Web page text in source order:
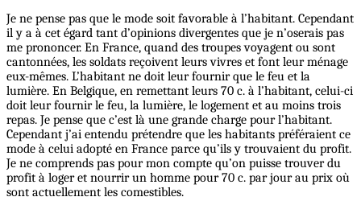
Je ne pense pas que le mode soit favorable à l’habitant. Cependant
il y a à cet égard tant d’opinions divergentes que je n’oserais pas
me prononcer. En France, quand des troupes voyagent ou sont
cantonnées, les soldats reçoivent leurs vivres et font leur ménage
eux-mêmes. L’habitant ne doit leur fournir que le feu et la
lumière. En Belgique, en remettant leurs 70 c. à l’habitant, celui-ci
doit leur fournir le feu, la lumière, le logement et au moins trois
repas. Je pense que c’est là une grande charge pour l’habitant.
Cependant j’ai entendu prétendre que les habitants préféraient ce
mode à celui adopté en France parce qu’ils y trouvaient du profit.
Je ne comprends pas pour mon compte qu’on puisse trouver du
profit à loger et nourrir un homme pour 70 c. par jour au prix où
sont actuellement les comestibles.